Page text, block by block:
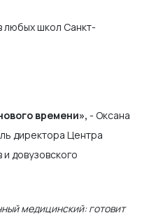
любых школ Санкт-
времени», - Оксана
директора Центра
довузовского
медицинский: готовит